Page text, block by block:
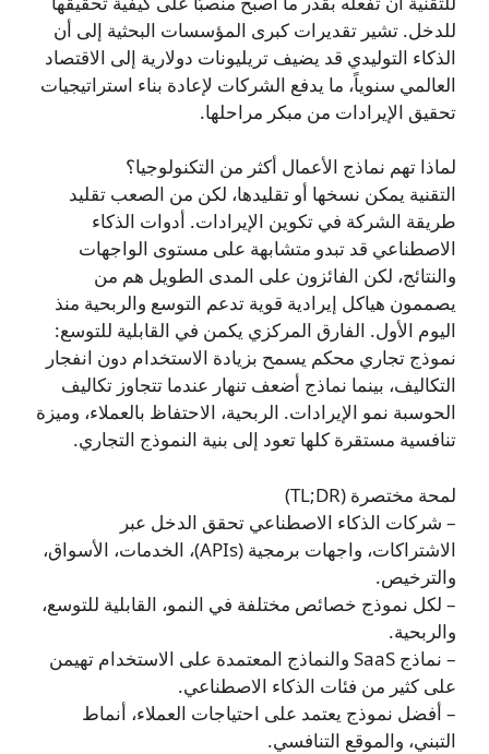
للدخل. تشير تقديرات كبرى المؤسسات البحثية إلى أن
الذكاء التوليدي قد يضيف تريليونات دولارية إلى الاقتصاد
العالمي سنوياً، ما يدفع الشركات لإعادة بناء استراتيجيات
تحقيق الإيرادات من مبكر مراحلها.
لماذا تهم نماذج الأعمال أكثر من التكنولوجيا؟
التقنية يمكن نسخها أو تقليدها، لكن من الصعب تقليد
طريقة الشركة في تكوين الإيرادات. أدوات الذكاء
الاصطناعي قد تبدو متشابهة على مستوى الواجهات
والنتائج، لكن الفائزون على المدى الطويل هم من
يصممون هياكل إيرادية قوية تدعم التوسع والربحية منذ
اليوم الأول. الفارق المركزي يكمن في القابلية للتوسع:
نموذج تجاري محكم يسمح بزيادة الاستخدام دون انفجار
التكاليف، بينما نماذج أضعف تنهار عندما تتجاوز تكاليف
الحوسبة نمو الإيرادات. الربحية، الاحتفاظ بالعملاء، وميزة
تنافسية مستقرة كلها تعود إلى بنية النموذج التجاري.
لمحة مختصرة (TL;DR)
– شركات الذكاء الاصطناعي تحقق الدخل عبر
الاشتراكات، واجهات برمجية (APIs)، الخدمات، الأسواق،
والترخيص.
– لكل نموذج خصائص مختلفة في النمو، القابلية للتوسع،
والربحية.
– نماذج SaaS والنماذج المعتمدة على الاستخدام تهيمن
على كثير من فئات الذكاء الاصطناعي.
– أفضل نموذج يعتمد على احتياجات العملاء، أنماط
التبني، والموقع التنافسي.